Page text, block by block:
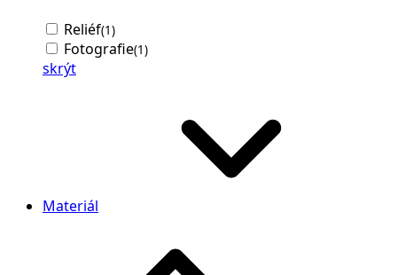
Reliéf(1)
Fotografie(1)
skrýt
Materiál